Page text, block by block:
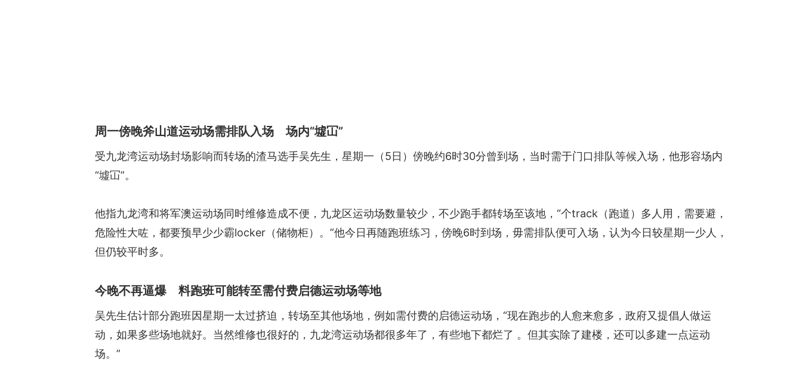
周一傍晚斧山道运动场需排队入场 场内“墟冚”
受九龙湾运动场封场影响而转场的渣马选手吴先生，星期一（5日）傍晚约6时30分曾到场，当时需于门口排队等候入场，他形容场内
“墟冚”。
他指九龙湾和将军澳运动场同时维修造成不便，九龙区运动场数量较少，不少跑手都转场至该地，“个track（跑道）多人用，需要避，
危险性大咗，都要预早少少霸locker（储物柜）。”他今日再随跑班练习，傍晚6时到场，毋需排队便可入场，认为今日较星期一少人，
但仍较平时多。
今晚不再逼爆 料跑班可能转至需付费启德运动场等地
吴先生估计部分跑班因星期一太过挤迫，转场至其他场地，例如需付费的启德运动场，“现在跑步的人愈来愈多，政府又提倡人做运
动，如果多些场地就好。当然维修也很好的，九龙湾运动场都很多年了，有些地下都烂了 。但其实除了建楼，还可以多建一点运动
场。”